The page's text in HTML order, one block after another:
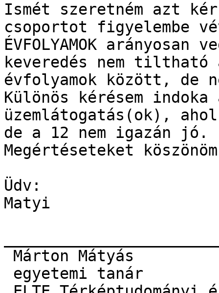
Ismét szeretném azt
csoportot figyelembe
ÉVFOLYAMOK
keveredés nem tiltható
évfolyamok között, de
Különös kérésem
üzemlátogatás(ok),
de a 12 nem igazán jó.
Megértéseteket
Üdv:
Matyi